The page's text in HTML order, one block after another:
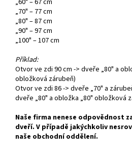
„60" – 67 cm
„70" – 77 cm
„80" – 87 cm
„90" – 97 cm
„100" – 107 cm
Příklad:
Otvor ve zdi 90 cm -> dveře „80" a
obložková zárubeň)
Otvor ve zdi 86 -> dveře „70" a
dveře „80" a obložka „80" obložková
Naše firma nenese odpovědnost
dveří. V případě jakýchkoliv
naše obchodní oddělení.